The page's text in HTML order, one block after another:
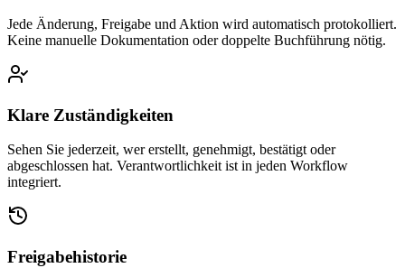
Jede Änderung, Freigabe und Aktion wird automatisch protokolliert.
Keine manuelle Dokumentation oder doppelte Buchführung nötig.
Klare Zuständigkeiten
Sehen Sie jederzeit, wer erstellt, genehmigt, bestätigt oder
abgeschlossen hat. Verantwortlichkeit ist in jeden Workflow
integriert.
Freigabehistorie